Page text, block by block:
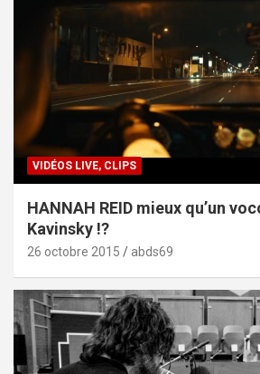
VIDÉOS LIVE, CLIPS
HANNAH REID mieux qu’un
Kavinsky !?
26 octobre 2015 abds69